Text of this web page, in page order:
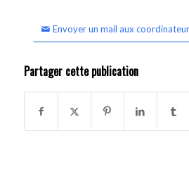
Envoyer un mail aux
Partager cette publication